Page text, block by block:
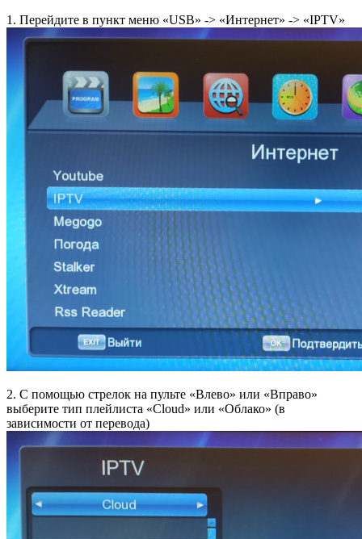
1. Перейдите в пункт меню «USB» -> «Интернет» -> «IPTV»
2. С помощью стрелок на пульте «Влево» или «Вправо»
выберите тип плейлиста «Cloud» или «Облако» (в
зависимости от перевода)